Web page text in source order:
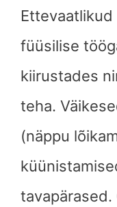
füüsilise
kiirustades
teha.
(näppu